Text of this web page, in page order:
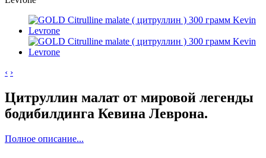
‹ ›
Цитруллин малат от мировой легенды
бодибилдинга Кевина Леврона.
Полное описание...